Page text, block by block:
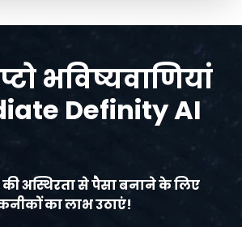
भविष्यवाणियां
Definity AI
की अस्थिरता से पैसा बनाने के लिए
का लाभ उठाएं!